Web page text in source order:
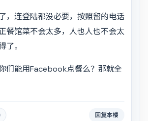
，连登陆都没必要，按照留的电话
餐馆菜不会太多，人也人也不会太
了。
们能用Facebook点餐么？那就全
回复本楼